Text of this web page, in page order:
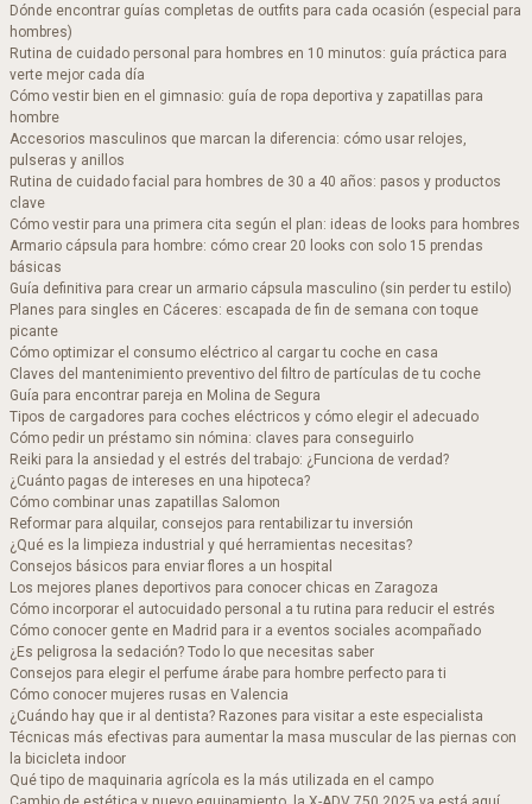
Dónde encontrar guías completas de outfits para cada ocasión (especial para
hombres)
Rutina de cuidado personal para hombres en 10 minutos: guía práctica para
verte mejor cada día
Cómo vestir bien en el gimnasio: guía de ropa deportiva y zapatillas para
hombre
Accesorios masculinos que marcan la diferencia: cómo usar relojes,
pulseras y anillos
Rutina de cuidado facial para hombres de 30 a 40 años: pasos y productos
clave
Cómo vestir para una primera cita según el plan: ideas de looks para hombres
Armario cápsula para hombre: cómo crear 20 looks con solo 15 prendas
básicas
Guía definitiva para crear un armario cápsula masculino (sin perder tu estilo)
Planes para singles en Cáceres: escapada de fin de semana con toque
picante
Cómo optimizar el consumo eléctrico al cargar tu coche en casa
Claves del mantenimiento preventivo del filtro de partículas de tu coche
Guía para encontrar pareja en Molina de Segura
Tipos de cargadores para coches eléctricos y cómo elegir el adecuado
Cómo pedir un préstamo sin nómina: claves para conseguirlo
Reiki para la ansiedad y el estrés del trabajo: ¿Funciona de verdad?
¿Cuánto pagas de intereses en una hipoteca?
Cómo combinar unas zapatillas Salomon​
Reformar para alquilar, consejos para rentabilizar tu inversión
¿Qué es la limpieza industrial y qué herramientas necesitas?
Consejos básicos para enviar flores a un hospital
Los mejores planes deportivos para conocer chicas en Zaragoza
Cómo incorporar el autocuidado personal a tu rutina para reducir el estrés
Cómo conocer gente en Madrid para ir a eventos sociales acompañado
¿Es peligrosa la sedación? Todo lo que necesitas saber
Consejos para elegir el perfume árabe para hombre perfecto para ti
Cómo conocer mujeres rusas en Valencia
¿Cuándo hay que ir al dentista? Razones para visitar a este especialista
Técnicas más efectivas para aumentar la masa muscular de las piernas con
la bicicleta indoor
Qué tipo de maquinaria agrícola es la más utilizada en el campo